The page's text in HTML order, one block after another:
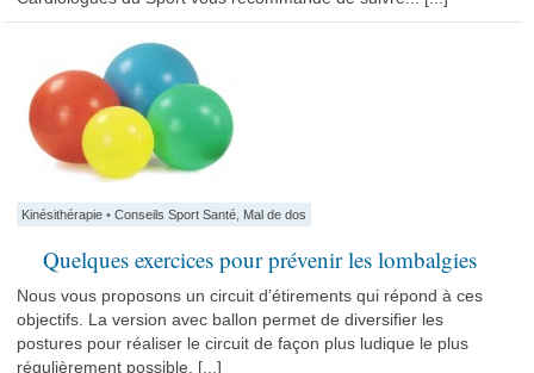
Kinésithérapie •Conseils Sport Santé Mal de dos
Quelques exercices pour prévenir les lombalgies
Nous vous proposons un circuit d’étirements qui répond à ces
objectifs. La version avec ballon permet de diversifier les
postures pour réaliser le circuit de façon plus ludique le plus
régulièrement possible. [...]